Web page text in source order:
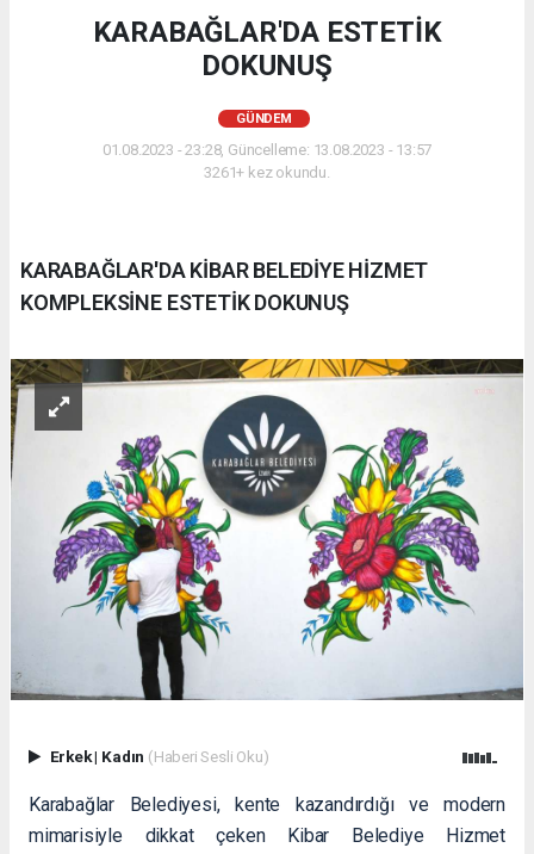
KARABAĞLAR'DA ESTETİK
DOKUNUŞ
GÜNDEM
01.08.2023 - 23:28, Güncelleme: 13.08.2023 - 13:57
3261+ kez okundu.
KARABAĞLAR'DA KİBAR BELEDİYE HİZMET
KOMPLEKSİNE ESTETİK DOKUNUŞ
Erkek| Kadın (Haberi Sesli Oku)
Karabağlar Belediyesi, kente kazandırdığı ve modern
mimarisiyle dikkat çeken Kibar Belediye Hizmet